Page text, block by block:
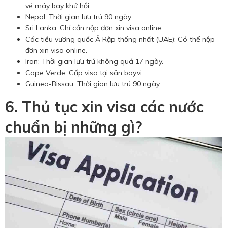
vé máy bay khứ hồi.
Nepal: Thời gian lưu trú 90 ngày.
Sri Lanka: Chỉ cần nộp đơn xin visa online.
Các tiểu vương quốc Ả Rập thống nhất (UAE): Có thể nộp
đơn xin visa online.
Iran: Thời gian lưu trú không quá 17 ngày.
Cape Verde: Cấp visa tại sân bay.vi
Guinea-Bissau: Thời gian lưu trú 90 ngày.
6. Thủ tục xin visa các nước
chuẩn bị những gì?